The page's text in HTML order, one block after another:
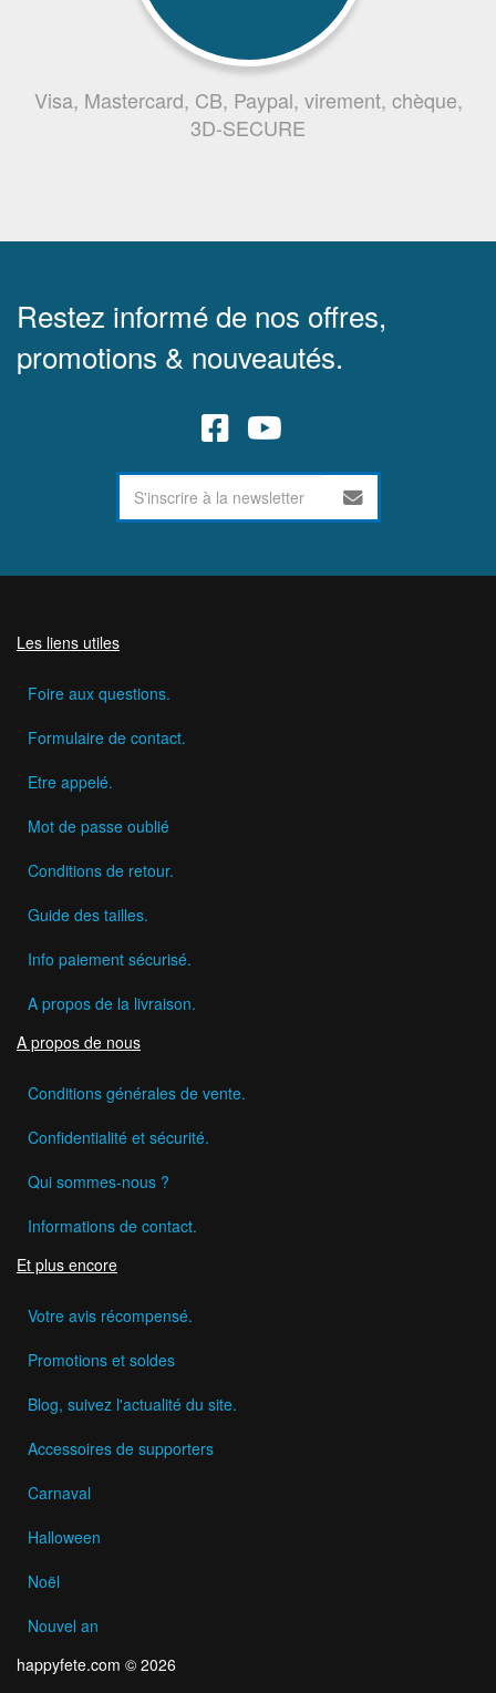
Visa, Mastercard, CB, Paypal, virement, chèque,
3D-SECURE
Restez informé de nos offres,
promotions & nouveautés.
Les liens utiles
Foire aux questions.
Formulaire de contact.
Etre appelé.
Mot de passe oublié
Conditions de retour.
Guide des tailles.
Info paiement sécurisé.
A propos de la livraison.
A propos de nous
Conditions générales de vente.
Confidentialité et sécurité.
Qui sommes-nous ?
Informations de contact.
Et plus encore
Votre avis récompensé.
Promotions et soldes
Blog, suivez l'actualité du site.
Accessoires de supporters
Carnaval
Halloween
Noël
Nouvel an
happyfete.com © 2026